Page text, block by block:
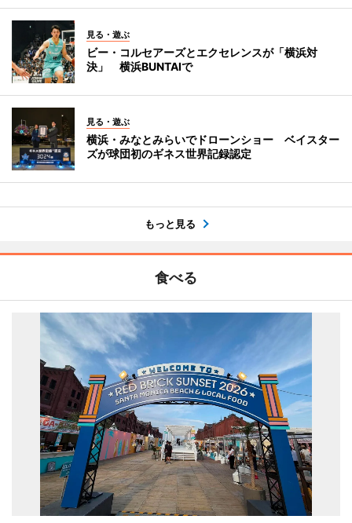
見る・遊ぶ
ビー・コルセアーズとエクセレンスが「横浜対
決」 横浜BUNTAIで
見る・遊ぶ
横浜・みなとみらいでドローンショー ベイスター
ズが球団初のギネス世界記録認定
もっと見る
食べる